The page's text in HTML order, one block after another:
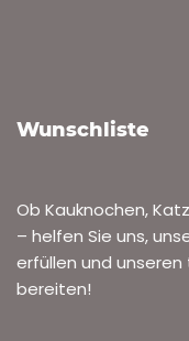
Wunschliste
Ob Kauknochen,
– helfen Sie uns,
erfüllen und unseren
bereiten!